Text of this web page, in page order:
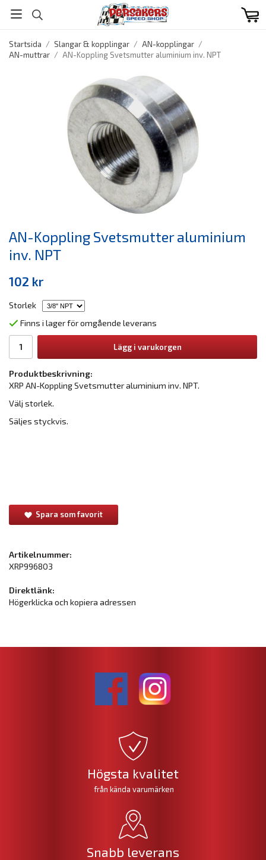
Startsida / Slangar & kopplingar / AN-kopplingar /
AN-muttrar / AN-Koppling Svetsmutter aluminium inv. NPT
AN-Koppling Svetsmutter aluminium
inv. NPT
102 kr
Storlek
Finns i lager för omgående leverans
Lägg i varukorgen
Produktbeskrivning:
XRP AN-Koppling Svetsmutter aluminium inv. NPT.
Välj storlek.
Säljes styckvis.
Spara som favorit
Artikelnummer:
XRP996803
Direktlänk:
Högerklicka och kopiera adressen
Högsta kvalitet
från kända varumärken
Snabb leverans